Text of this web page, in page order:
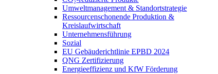
Umweltmanagement & Standortstrategie
Ressourcenschonende Produktion &
Kreislaufwirtschaft
Unternehmensführung
Sozial
EU Gebäuderichtlinie EPBD 2024
QNG Zertifizierung
Energieeffizienz und KfW Förderung